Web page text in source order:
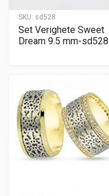
SKU: sd528
Set Verighete Sweet
Dream 9.5 mm-sd528